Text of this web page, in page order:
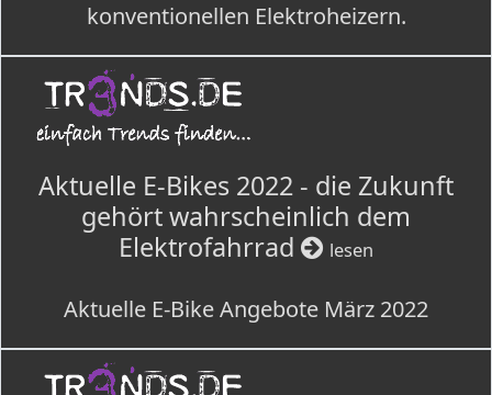
konventionellen Elektroheizern.
Aktuelle E-Bikes 2022 - die Zukunft
gehört wahrscheinlich dem
Elektrofahrrad
lesen
Aktuelle E-Bike Angebote März 2022